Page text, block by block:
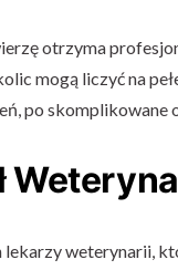
otrzyma
mogą liczyć na
po skomplikowane
weterynarii,